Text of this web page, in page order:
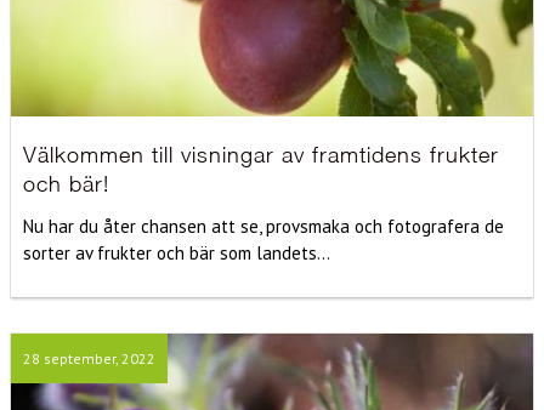
Välkommen till visningar av framtidens frukter
och bär!
Nu har du åter chansen att se, provsmaka och fotografera de
sorter av frukter och bär som landets...
28 september, 2022